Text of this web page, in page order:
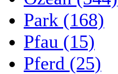
Park (168)
Pfau (15)
Pferd (25)